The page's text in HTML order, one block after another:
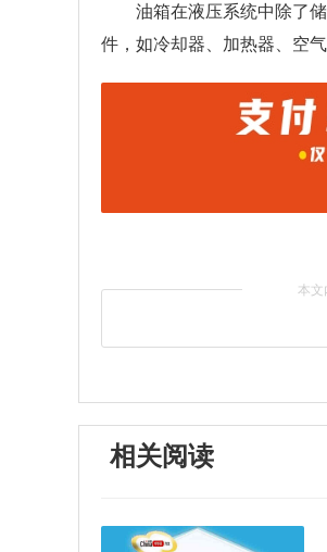
油箱在液压系统中除了
件，如冷却器、加热器、空
本文
相关阅读